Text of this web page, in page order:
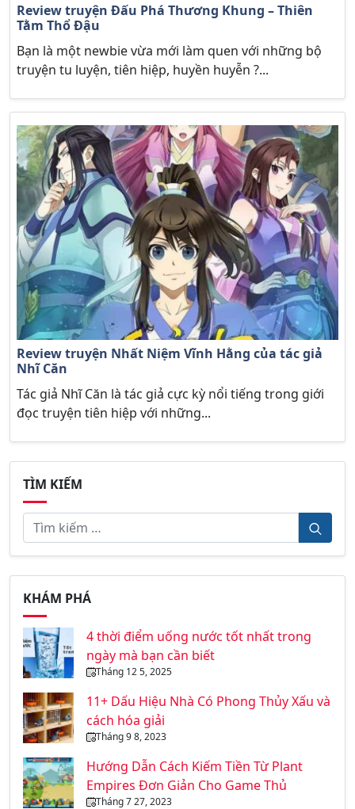
Review truyện Đấu Phá Thương Khung – Thiên
Tằm Thổ Đậu
Bạn là một newbie vừa mới làm quen với những bộ
truyện tu luyện, tiên hiệp, huyền huyễn ?...
Review truyện Nhất Niệm Vĩnh Hằng của tác giả
Nhĩ Căn
Tác giả Nhĩ Căn là tác giả cực kỳ nổi tiếng trong giới
đọc truyện tiên hiệp với những...
TÌM KIẾM
KHÁM PHÁ
4 thời điểm uống nước tốt nhất trong
ngày mà bạn cần biết
Tháng 12 5, 2025
11+ Dấu Hiệu Nhà Có Phong Thủy Xấu và
cách hóa giải
Tháng 9 8, 2023
Hướng Dẫn Cách Kiếm Tiền Từ Plant
Empires Đơn Giản Cho Game Thủ
Tháng 7 27, 2023